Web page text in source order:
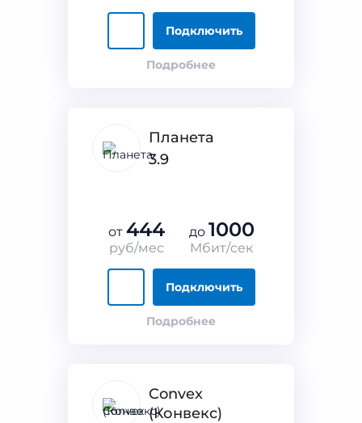
Подключить
Подробнее
Планета
3.9
от 444
руб/мес
до 1000
Мбит/сек
Подключить
Подробнее
Convex
(Конвекс)